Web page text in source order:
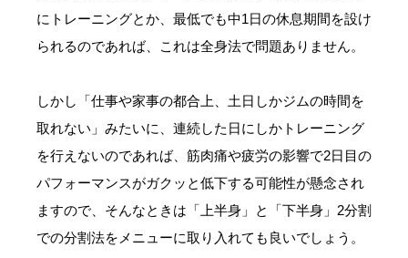
にトレーニングとか、最低でも中1日の休息期間を設け
られるのであれば、これは全身法で問題ありません。
しかし「仕事や家事の都合上、土日しかジムの時間を
取れない」みたいに、連続した日にしかトレーニング
を行えないのであれば、筋肉痛や疲労の影響で2日目の
パフォーマンスがガクッと低下する可能性が懸念され
ますので、そんなときは「上半身」と「下半身」2分割
での分割法をメニューに取り入れても良いでしょう。